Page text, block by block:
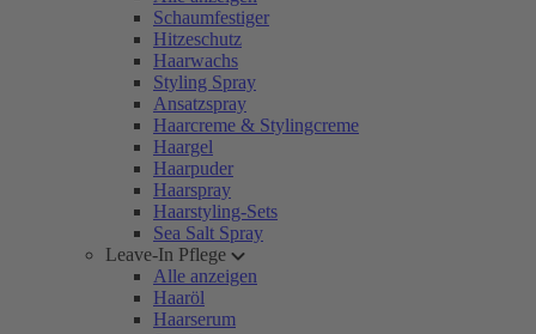
Schaumfestiger
Hitzeschutz
Haarwachs
Styling Spray
Ansatzspray
Haarcreme & Stylingcreme
Haargel
Haarpuder
Haarspray
Haarstyling-Sets
Sea Salt Spray
Leave-In Pflege
Alle anzeigen
Haaröl
Haarserum